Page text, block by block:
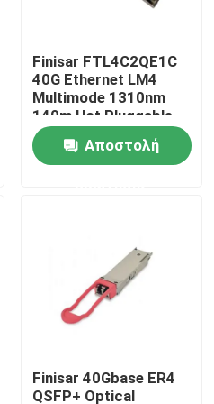
Finisar FTL4C2QE1C
40G Ethernet LM4
Multimode 1310nm
140m Hot Pluggable
LC Optical Transceiver
for AIDCΑποστολή
Finisar 40Gbase ER4
QSFP+ Optical